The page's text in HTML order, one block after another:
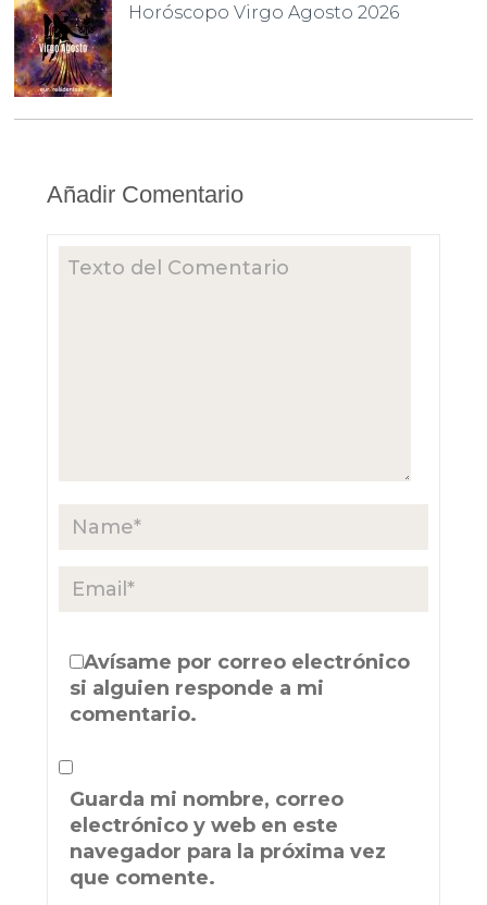
Horóscopo Virgo Agosto 2026
Añadir Comentario
Avísame por correo electrónico
si alguien responde a mi
comentario.
Guarda mi nombre, correo
electrónico y web en este
navegador para la próxima vez
que comente.